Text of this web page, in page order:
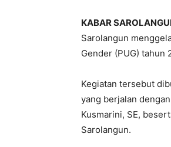
KABAR
Sarolangun
Gender (PUG) tahun
Kegiatan tersebut
yang berjalan
Kusmarini, SE,
Sarolangun.